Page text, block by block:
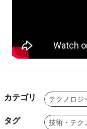
カテゴリ テクノロジ
タグ 技術・テク